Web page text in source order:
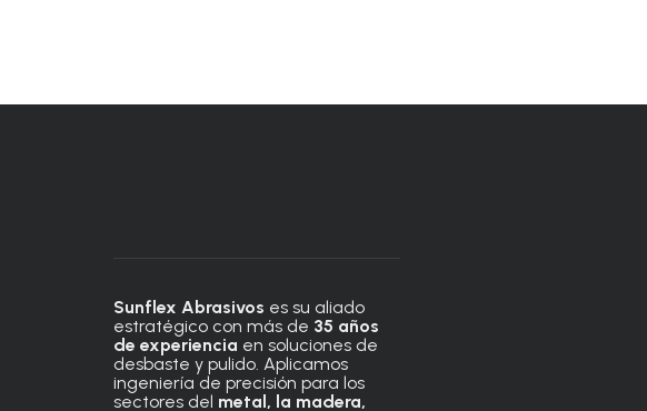
Sunflex Abrasivos es su aliado
estratégico con más de 35 años
de experiencia en soluciones de
desbaste y pulido. Aplicamos
ingeniería de precisión para los
sectores del metal, la madera,